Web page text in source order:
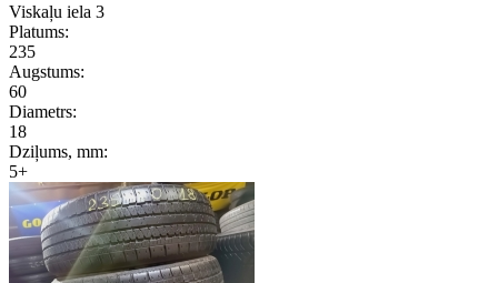
Viskaļu iela 3
Platums:
235
Augstums:
60
Diametrs:
18
Dziļums, mm:
5+